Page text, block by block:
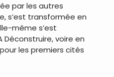
par les autres
s’est transformée en
même s’est
voire en
les premiers cités